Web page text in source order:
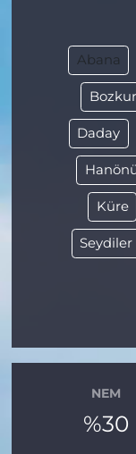
Abana
Daday
Küre
Seydiler
NEM
%30